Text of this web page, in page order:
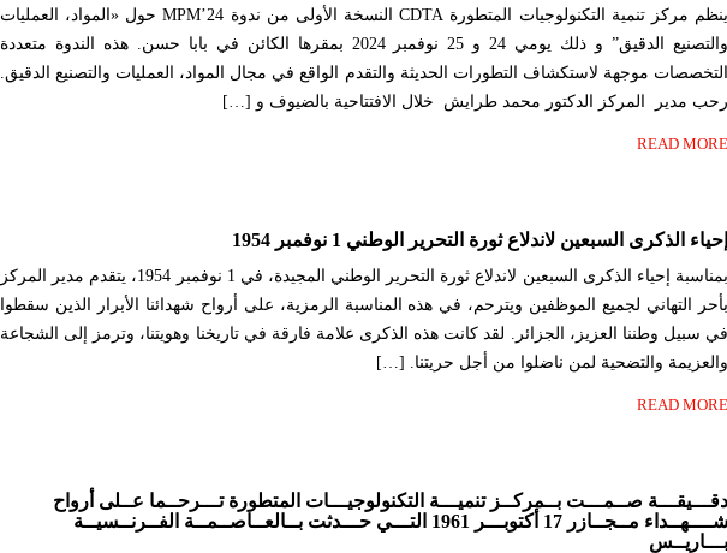
ينظم مركز تنمية التكنولوجيات المتطورة CDTA النسخة الأولى من ندوة MPM’24 حول «المواد، العمليات
والتصنيع الدقيق” و ذلك يومي 24 و 25 نوفمبر 2024 بمقرها الكائن في بابا حسن. هذه الندوة متعددة
التخصصات موجهة لاستكشاف التطورات الحديثة والتقدم الواقع في مجال المواد، العمليات والتصنيع الدقيق.
رحب مدير المركز الدكتور محمد طرايش خلال الافتتاحية بالضيوف و […]
READ MORE
إحياء الذكرى السبعين لاندلاع ثورة التحرير الوطني 1 نوفمبر 1954
بمناسبة إحياء الذكرى السبعين لاندلاع ثورة التحرير الوطني المجيدة، في 1 نوفمبر 1954، يتقدم مدير المركز
بأحر التهاني لجميع الموظفين ويترحم، في هذه المناسبة الرمزية، على أرواح شهدائنا الأبرار الذين سقطوا
في سبيل وطننا العزيز، الجزائر. لقد كانت هذه الذكرى علامة فارقة في تاريخنا وهويتنا، وترمز إلى الشجاعة
والعزيمة والتضحية لمن ناضلوا من أجل حريتنا. […]
READ MORE
دقـــيقـــة صــمـــت بــمركــز تنميـــة التكنولوجيـــات المتطورة تـــرحــما عــلى أرواح
شــــهــداء مــجــازر 17 أكتوبـــر 1961 التـــي حـــدثت بــالعــاصــمــة الفــرنــسيــة
بـــاريــس